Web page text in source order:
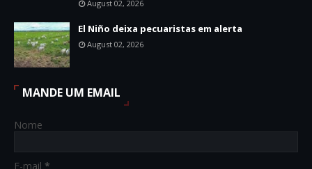
August 02, 2026
El Niño deixa pecuaristas em alerta
August 02, 2026
MANDE UM EMAIL
Nome
E-mail *